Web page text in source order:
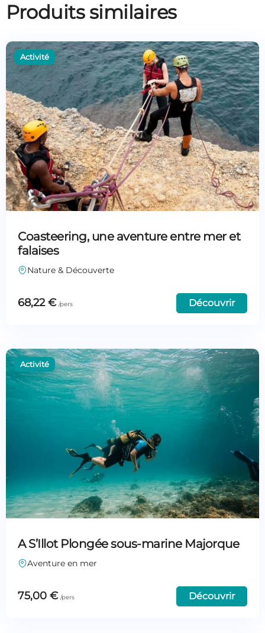
Produits similaires
Coasteering, une aventure entre mer et
falaises
Nature & Découverte
68,22€ Découvrir
A S’Illot Plongée sous-marine Majorque
Aventure en mer
75,00 € Découvrir